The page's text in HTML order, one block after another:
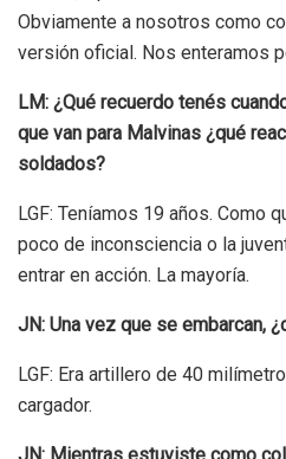
Obviamente a nosotros como
versión oficial. Nos enteramos
LM: ¿Qué recuerdo tenés
que van para Malvinas ¿qué
soldados?
LGF: Teníamos 19 años. Como
poco de inconsciencia o la
entrar en acción. La mayoría.
JN: Una vez que se embarcan,
LGF: Era artillero de 40
cargador.